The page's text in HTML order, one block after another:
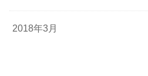
2018年3月